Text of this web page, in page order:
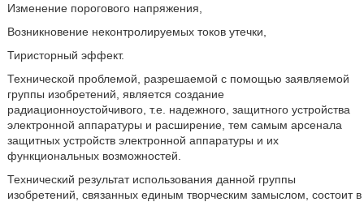
Изменение порогового напряжения,
Возникновение неконтролируемых токов утечки,
Тиристорный эффект.
Технической проблемой, разрешаемой с помощью заявляемой
группы изобретений, является создание
радиационноустойчивого, т.е. надежного, защитного устройства
электронной аппаратуры и расширение, тем самым арсенала
защитных устройств электронной аппаратуры и их
функциональных возможностей.
Технический результат использования данной группы
изобретений, связанных единым творческим замыслом, состоит в